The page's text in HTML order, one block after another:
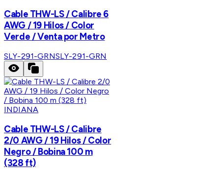
Cable THW-LS / Calibre 6
AWG / 19 Hilos / Color
Verde / Venta por Metro
SLY-291-GRNSLY-291-GRN
INDIANA
Cable THW-LS / Calibre
2/0 AWG / 19 Hilos / Color
Negro / Bobina 100 m
(328 ft)